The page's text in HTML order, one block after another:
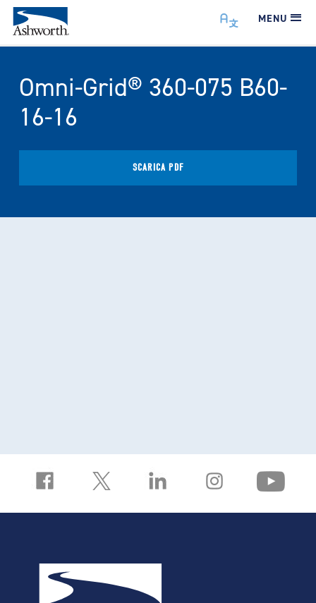
MENU
Omni-Grid® 360-075 B60-
16-16
SCARICA PDF